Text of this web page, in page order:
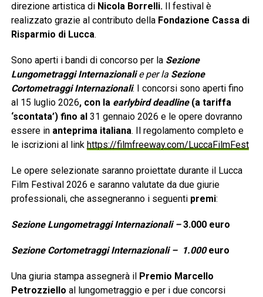
direzione artistica diNicola Borrelli.
Il festival è
realizzato grazie al contributo della Fondazione Cassa di
Risparmio di Lucca.
Sono aperti i bandi di concorso per la Sezione
Lungometraggi Internazionalie per la Sezione
Cortometraggi Internazionali. I concorsi sono aperti fino
al 15 luglio 2026, con la earlybird deadline(a tariffa
‘scontata’) fino al 31 gennaio 2026 e le opere dovranno
essere in anteprima italiana. Il regolamento completo e
le iscrizioni al link https://filmfreeway.com/LuccaFilmFest
Le opere selezionate saranno proiettate durante il Lucca
Film Festival 2026 e saranno valutate da due giurie
professionali, che assegneranno i seguenti premi:
Sezione Lungometraggi Internazionali –3.000 euro
Sezione Cortometraggi Internazionali – 1.000euro
Una giuria stampa assegnerà il Premio Marcello
Petrozziello al lungometraggio e per i due concorsi